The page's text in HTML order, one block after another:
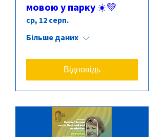
мовою у парку ☀️💚
ср, 12 серп.
Більше даних
Відповідь